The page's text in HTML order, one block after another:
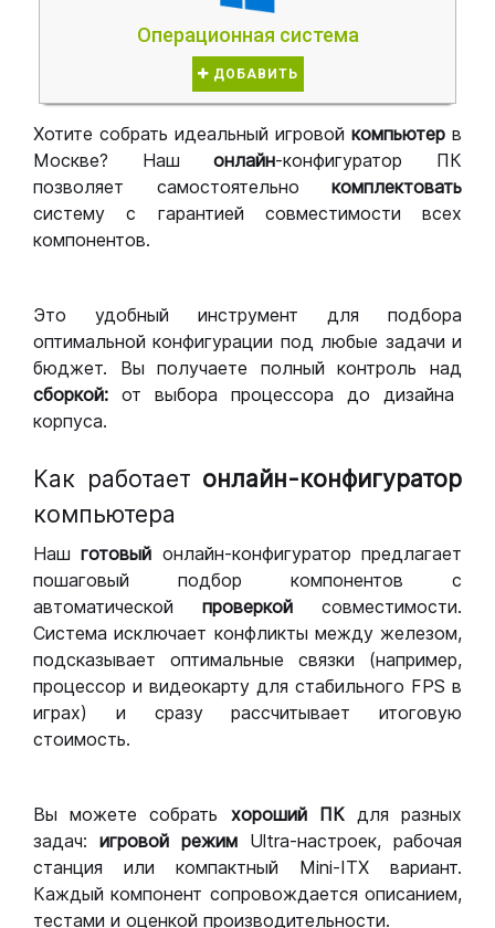
Операционная система
ДОБАВИТЬ
Хотите собрать идеальный игровой компьютер в
Москве? Нашонлайн-конфигуратор ПК
позволяет самостоятельно комплектовать
систему с гарантией совместимости всех
компонентов.
Это удобный инструмент для подбора
оптимальной конфигурации под любые задачи и
бюджет. Вы получаете полный контроль над
сборкой: от выбора процессора до дизайна
корпуса.
Как работает онлайн-конфигуратор
компьютера
Нашготовый онлайн-конфигуратор предлагает
пошаговый подбор компонентов с
автоматической проверкой совместимости.
Система исключает конфликты между железом,
подсказывает оптимальные связки (например,
процессор и видеокарту для стабильного FPS в
играх) и сразу рассчитывает итоговую
стоимость.
Вы можете собрать хороший ПКдля разных
задач: игровой режим Ultra-настроек, рабочая
станция или компактный Mini-ITX вариант.
Каждый компонент сопровождается описанием,
тестами и оценкой производительности.